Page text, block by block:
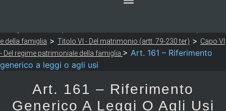
e della famiglia > Titolo VI - Del matrimonio (artt. 79-230 ter) > Capo VI
- Del regime patrimoniale della famiglia > Art. 161 – Riferimento
generico a leggi o agli usi
Art. 161 – Riferimento
Generico A Leggi O Agli Usi